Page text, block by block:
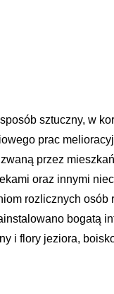
sztuczny, w
prac
przez
oraz innymi
rozlicznych osób
bogatą
i flory jeziora,